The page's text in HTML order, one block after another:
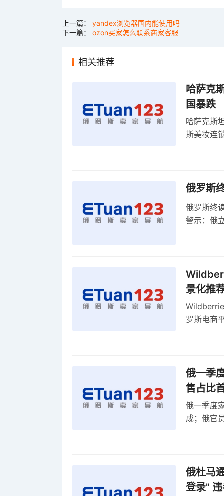
上一篇： yandex浏览器国内能使用吗
下一篇： ozon买家怎么联系商家客服
相关推荐
哈萨克
国暴跌
哈萨克斯
斯美妆连
俄罗斯
俄罗斯终
警示：俄
景化推
罗斯电商
俄一季
售占比
俄一季度
成；俄官
俄杜马
登录"